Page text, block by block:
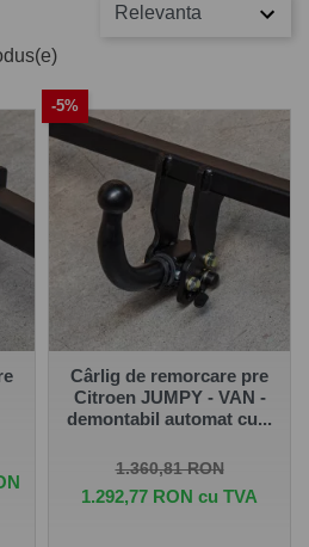
JUMPY Van
cârlige remorcare de calitate și
JUMPY Van 2016- . Toate
un tratament special de
cu
o garanție de 5 ani .
aveți opțiunea de a
funcție de ceea ce ați dori să
alege și montarea cârligului
unitățile noastre - Groși sau
Relevanta
-5%
Cârlig de remorcare pre
Citroen JUMPY - VAN -
demontabil automat cu...
Pret de baza
1.360,81 RONPret
1.292,77 RON cu TVA